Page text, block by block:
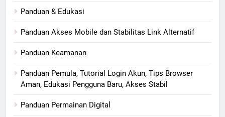
Panduan & Edukasi
Panduan Akses Mobile dan Stabilitas Link Alternatif
Panduan Keamanan
Panduan Pemula, Tutorial Login Akun, Tips Browser
Aman, Edukasi Pengguna Baru, Akses Stabil
Panduan Permainan Digital